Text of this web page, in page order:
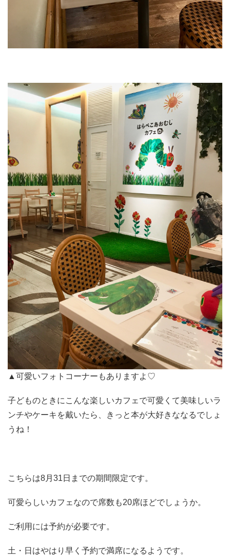
▲可愛いフォトコーナーもありますよ♡
子どものときにこんな楽しいカフェで可愛くて美味しいラ
ンチやケーキを戴いたら、きっと本が大好きななるでしょ
うね！
こちらは8月31日までの期間限定です。
可愛らしいカフェなので席数も20席ほどでしょうか。
ご利用には予約が必要です。
土・日はやはり早く予約で満席になるようです。